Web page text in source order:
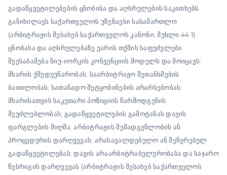
გადაწყვეტილებების ცნობისა და აღსრულების საკითხებს
განიხილავს საქართველოს უზენაესი სასამართლო
(არბიტრაჟის შესახებ საქართველოს კანონი, მუხლი 44.1).
ცნობასა და აღსრულებაზე უარის თქმის საფუძვლები
შეესაბამება ნიუ-იორკის კონვენციის მოდელს და მოიცავს:
მხარის ქმედუუნარობას; საარბიტრაჟო შეთანხმების
ბათილობას; სათანადო შეტყობინების არარსებობას;
მხარისათვის საკუთარი პოზიციის წარმოდგენის
შეუძლებლობას; გადაწყვეტილების გამოტანას დავის
ფარგლების მიღმა; არბიტრაჟის შემადგენლობის ან
პროცედურის დარღვევას; არასავალდებულო ან შეჩერებულ
გადაწყვეტილებას; დავის არაარბიტრაბელურობასა და საჯარო
წესრიგის დარღვევას (არბიტრაჟის შესახებ საქართველოს